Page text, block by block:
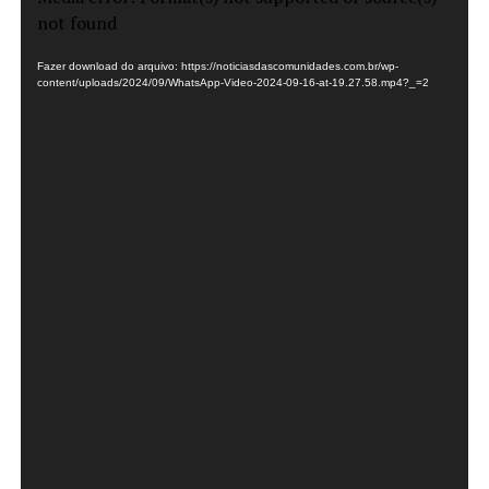
not found
Fazer download do arquivo: https://noticiasdascomunidades.com.br/wp-
content/uploads/2024/09/WhatsApp-Video-2024-09-16-at-19.27.58.mp4?_=2